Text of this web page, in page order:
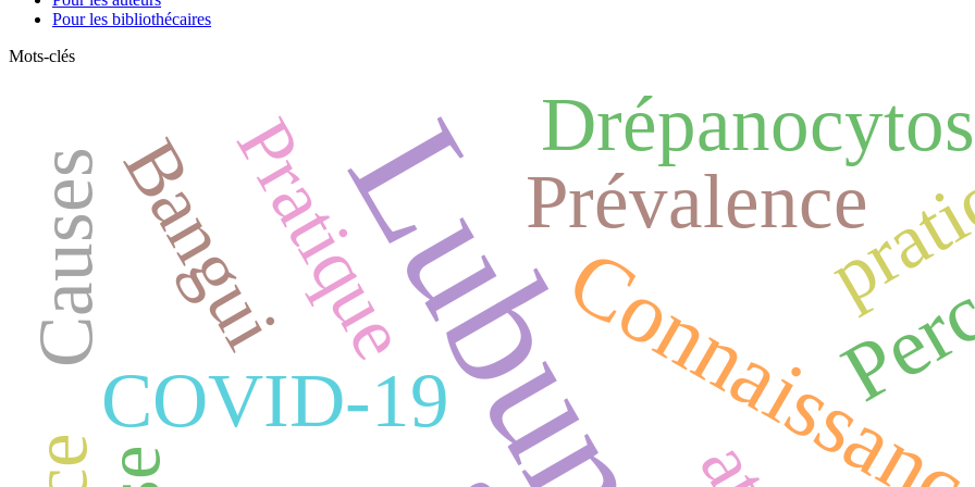
Pour les bibliothécaires
Mots-clés
COVID-19
Prévalence
Pratique
Bangui
Causes